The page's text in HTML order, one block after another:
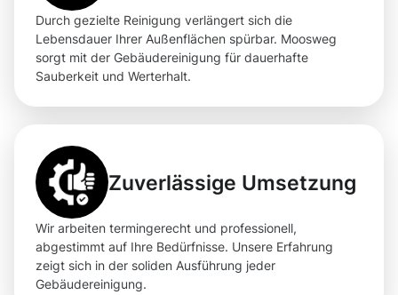
Durch gezielte Reinigung verlängert sich die
Lebensdauer Ihrer Außenflächen spürbar. Moosweg
sorgt mit der Gebäudereinigung für dauerhafte
Sauberkeit und Werterhalt.
Zuverlässige Umsetzung
Wir arbeiten termingerecht und professionell,
abgestimmt auf Ihre Bedürfnisse. Unsere Erfahrung
zeigt sich in der soliden Ausführung jeder
Gebäudereinigung.